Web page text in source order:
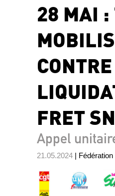
28 MAI :
FRET
Appel
21.05.2024 | Fédération